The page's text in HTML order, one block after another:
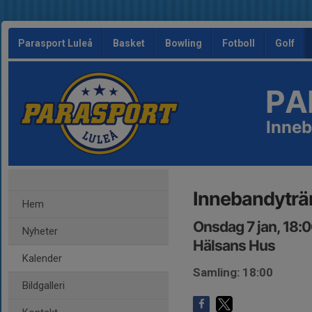
Parasport Luleå Basket Bowling Fotboll Golf
Hem
Nyheter
Kalender
Bildgalleri
Onsdag 7 jan,
Hälsans Hus
Samling: 18:00